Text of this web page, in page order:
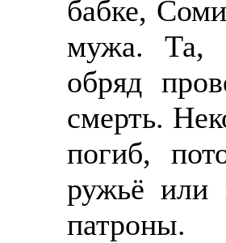
бабке,
мужа. Та,
обряд
смерть.
погиб,
ружьё или
патроны.